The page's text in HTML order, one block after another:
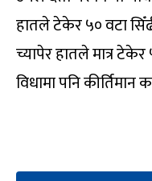
हातले टेकेर ५० वटा
च्यापेर हातले मात्र
विधामा पनि